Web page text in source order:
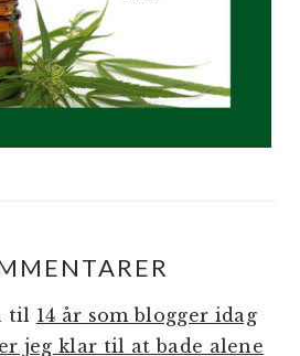
til 14 år som blogger idag
jeg klar til at bade alene